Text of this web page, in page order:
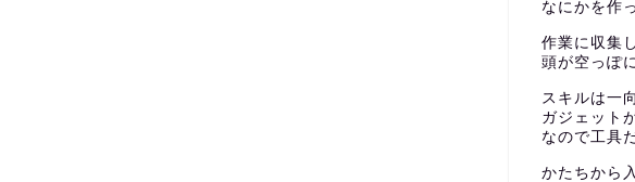
なにかを作
作業に収集
頭が空っぽ
スキルは一
ガジェット
なので工具
かたちから